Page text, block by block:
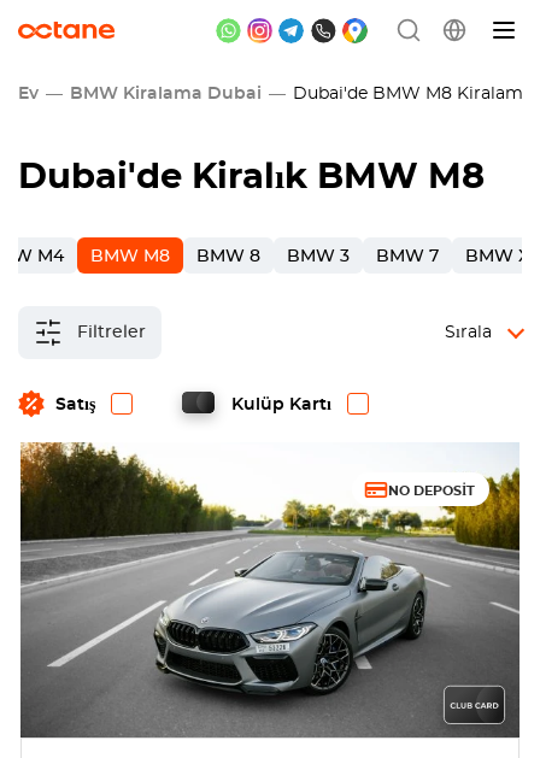
Ev BMW Kiralama Dubai Dubai'de BMW M8 Kiralama
Dubai'de Kiralık BMW M8
M4 BMW M8 BMW 8 BMW 3 BMW 7 BMW
Filtreler
Satış Kulüp Kartı
Sırala
NO DEPOSIT